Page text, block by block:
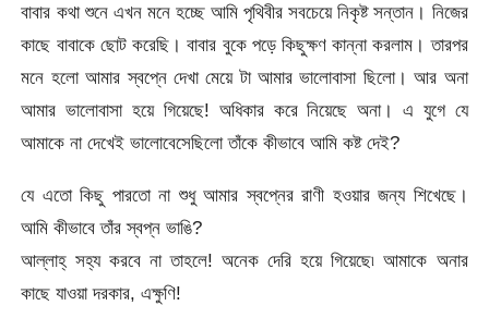
বাবার কথা শুনে এখন মনে হচ্ছে আমি পৃথিবীর সবচেয়ে নিকৃষ্ট সন্তান। নিজের
কাছে বাবাকে ছোট করেছি। বাবার বুকে পড়ে কিছুক্ষণ কান্না করলাম। তারপর
মনে হলো আমার স্বপ্নে দেখা মেয়ে টা আমার ভালোবাসা ছিলো। আর অনা
আমার ভালোবাসা হয়ে গিয়েছে! অধিকার করে নিয়েছে অনা। এ যুগে যে
আমাকে না দেখেই ভালোবেসেছিলো তাঁকে কীভাবে আমি কষ্ট দেই?
যে এতো কিছু পারতো না শুধু আমার স্বপ্নের রাণী হওয়ার জন্য শিখেছে।
আমি কীভাবে তাঁর স্বপ্ন ভাঙি?
আল্লাহ্ সহ্য করবে না তাহলে! অনেক দেরি হয়ে গিয়েছে৷ আমাকে অনার
কাছে যাওয়া দরকার, এক্ষুণি!